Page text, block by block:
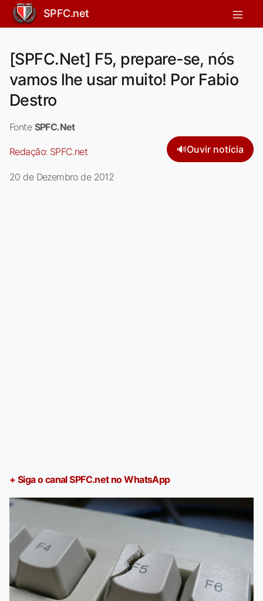
SPFC.net
[SPFC.Net] F5, prepare-se, nós
vamos lhe usar muito! Por Fabio
Destro
Fonte SPFC.Net
Redação: SPFC.net 🔊Ouvir notícia
20 de Dezembro de 2012
+ Siga o canal SPFC.net no WhatsApp